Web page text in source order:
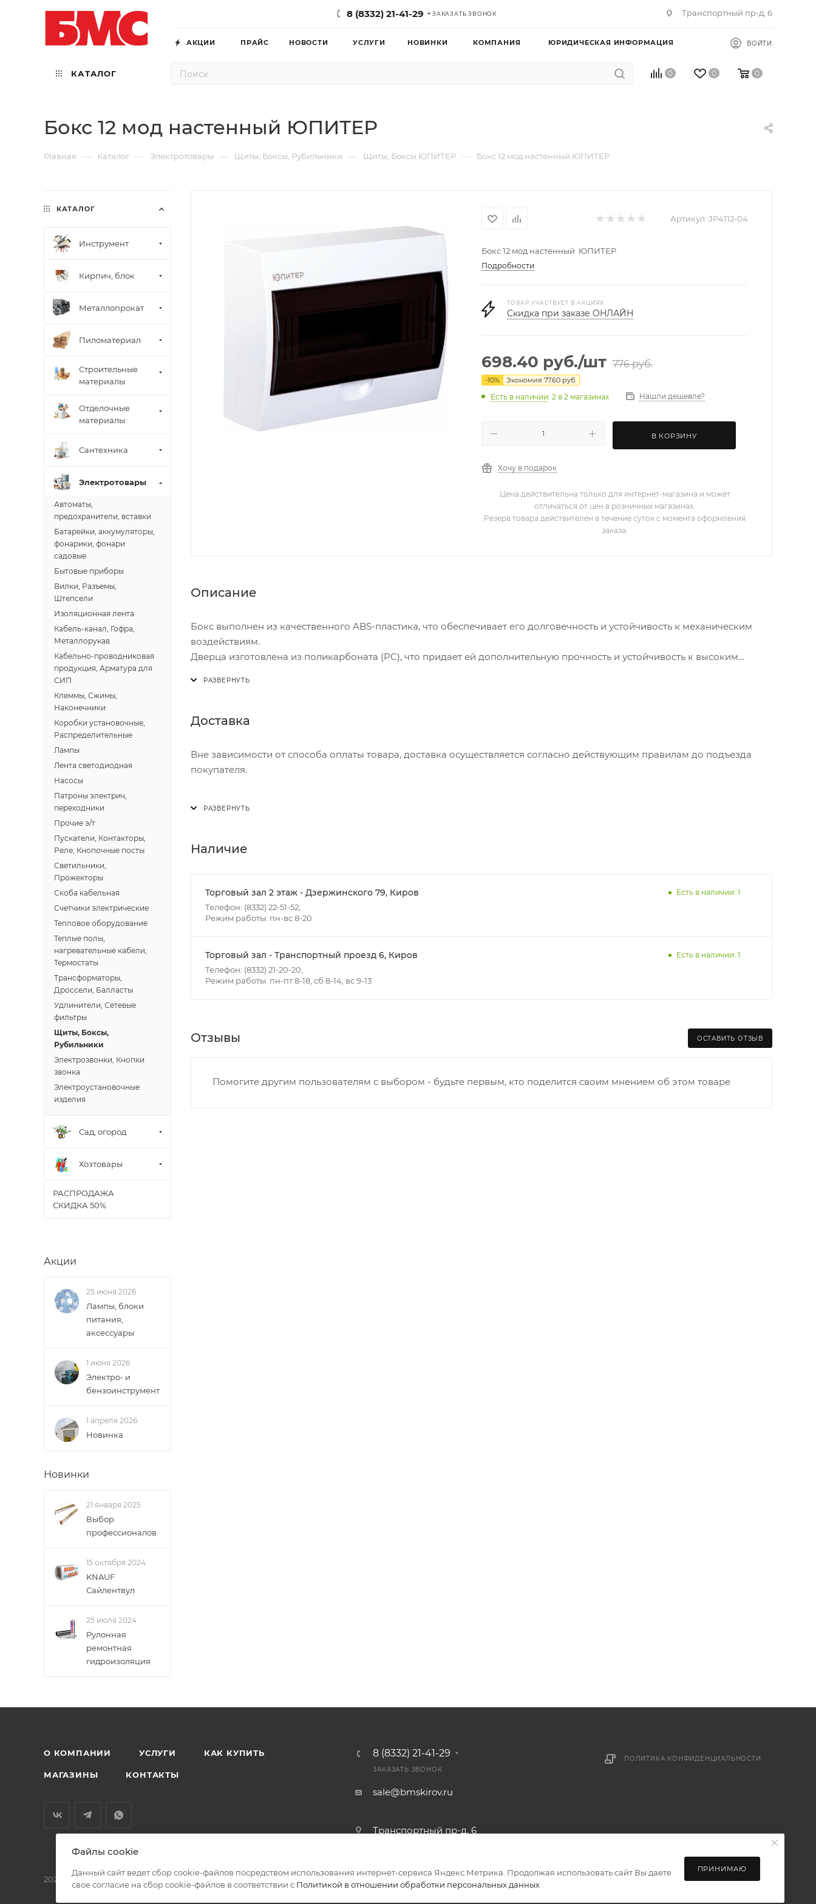
8 (8332) 21-41-29 ЗАКАЗАТЬ ЗВОНОК Транспортный пр-д, 6
АКЦИИ ПРАЙС НОВОСТИ УСЛУГИ НОВИНКИ КОМПАНИЯ ЮРИДИЧЕСКАЯ ИНФОРМАЦИЯ ВОЙТИ
КАТАЛОГ 0 0 0
Бокс 12 мод настенный ЮПИТЕР
Главная — Каталог — Электротовары — Щиты, Боксы, Рубильники — Щиты, Боксы ЮПИТЕР — Бокс 12 мод настенный ЮПИТЕР
Артикул: JP4112-04
Бокс 12 мод настенный ЮПИТЕР
Подробности
ТОВАР УЧАСТВУЕТ В АКЦИЯХ
Скидка при заказе ОНЛАЙН
698.40 руб./шт 776руб.
-10% Экономия 77.60 руб.
Есть в наличии: 2 в 2 магазинах Нашли дешевле?
В КОРЗИНУ
Хочу в подарок
Цена действительна только для интернет-магазина и может
отличаться от цен в розничных магазинах.
Резерв товара действителен в течение суток с момента оформления
заказа.
Описание
Бокс выполнен из качественного ABS-пластика, что обеспечивает его долговечность и устойчивость к механическим
воздействиям.
Дверца изготовлена из поликарбоната (PC), что придает ей дополнительную прочность и устойчивость к высоким
Доставка
Вне зависимости от способа оплаты товара, доставка осуществляется согласно действующим правилам до подъезда
покупателя.
Итоговая стоимость доставки зависит от:
- количества торговых точек для погрузки товаров.
Границы доставки в черте города на выезд (перекрестки улиц):
• Ленина - 65 лет победы
• Московская - Ульяновская
• Производственная - Потребкооперации
Доставка в Нововятский р-он, Коминтерн, Костино и Заречную часть (от границы старого Моста через р. Вятка, область,
В случае непредвиденных обстоятельств, мешающих принять товар, необходимо как можно раньше связаться с
Наличие
Торговый зал 2 этаж - Дзержинского 79, Киров
Телефон: (8332) 22-51-52,
Режим работы: пн-вс 8-20
Есть в наличии: 1
Торговый зал - Транспортный проезд 6, Киров
Телефон: (8332) 21-20-20,
Режим работы: пн-пт 8-18, сб 8-14, вс 9-13
Есть в наличии: 1
Отзывы ОСТАВИТЬ ОТЗЫВ
Помогите другим пользователям с выбором - будьте первым, кто поделится своим мнением об этом товаре
КАТАЛОГ
Инструмент
Кирпич, блок
Металлопрокат
Пиломатериал
Строительные
материалы
Отделочные
материалы
Сантехника
Электротовары
Автоматы,
предохранители, вставки
Батарейки, аккумуляторы,
фонарики, фонари
садовые
Бытовые приборы
Вилки, Разъемы,
Штепсели
Изоляционная лента
Кабель-канал, Гофра,
Металлорукав
Кабельно-проводниковая
продукция, Арматура для
СИП
Клеммы, Сжимы,
Наконечники
Коробки установочные,
Распределительные
Лампы
Лента светодиодная
Насосы
Патроны электрич,
переходники
Прочие э/т
Пускатели, Контакторы,
Реле, Кнопочные посты
Светильники,
Прожекторы
Скоба кабельная
Счетчики электрические
Тепловое оборудование
Теплые полы,
нагревательные кабели,
Термостаты
Трансформаторы,
Дроссели, Балласты
Удлинители, Сетевые
фильтры
Щиты, Боксы,
Рубильники
Электрозвонки, Кнопки
звонка
Электроустановочные
изделия
Сад, огород
Хозтовары
РАСПРОДАЖА
СКИДКА 50%
Акции
25 июня 2026
Лампы, блоки
питания,
аксессуары
1 июня 2026
Электро- и
бензоинструмент
1 апреля 2026
Новинка
Новинки
21 января 2025
Выбор
профессионалов
15 октября 2024
KNAUF
Сайлентвул
25 июля 2024
Рулонная
ремонтная
гидроизоляция
О КОМПАНИИ УСЛУГИ КАК КУПИТЬ
МАГАЗИНЫ КОНТАКТЫ
8 (8332) 21-41-29
ЗАКАЗАТЬ ЗВОНОК
sale@bmskirov.ru
Транспортный пр-д, 6
ПОЛИТИКА КОНФИДЕНЦИАЛЬНОСТИ
2026 © БМС - Магазин строительных и отделочных материалов
Файлы cookie
Данный сайт ведет сбор cookie-файлов посредством использования интернет-сервиса Яндекс.Метрика. Продолжая использовать сайт Вы даете
свое согласие на сбор cookie-файлов в соответствии с Политикой в отношении обработки персональных данных
ПРИНИМАЮ